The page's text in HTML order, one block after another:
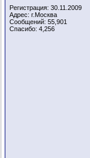
Регистрация: 30.11.2009
Адрес: г.Москва
Сообщений: 55,901
Спасибо: 4,256